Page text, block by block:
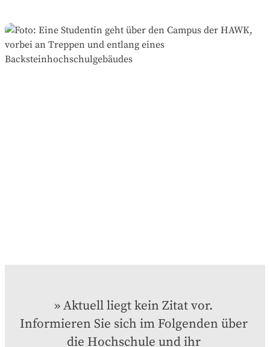
Aktuell liegt kein Zitat vor.
Informieren Sie sich im Folgenden über
die Hochschule und ihr